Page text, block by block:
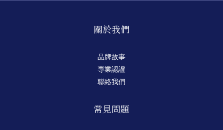
關於我們
品牌故事
專業認證
聯絡我們
常見問題